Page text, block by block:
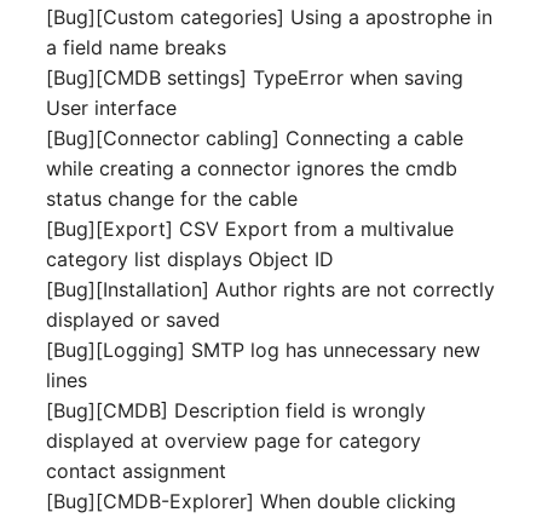
Formfaktor
Freigabe
Freigabenzugriff
Gastsysteme
Gerät
Monitor
Netzbereich
Netzersatzanlage
Objektgruppe
Personen
Personengruppen
[Bug][Custom categories] Using a apostrophe in
a field name breaks
[Bug][CMDB settings] TypeError when saving
User interface
[Bug][Connector cabling] Connecting a cable
while creating a connector ignores the cmdb
status change for the cable
[Bug][Export] CSV Export from a multivalue
category list displays Object ID
[Bug][Installation] Author rights are not correctly
displayed or saved
[Bug][Logging] SMTP log has unnecessary new
lines
[Bug][CMDB] Description field is wrongly
displayed at overview page for category
contact assignment
[Bug][CMDB-Explorer] When double clicking